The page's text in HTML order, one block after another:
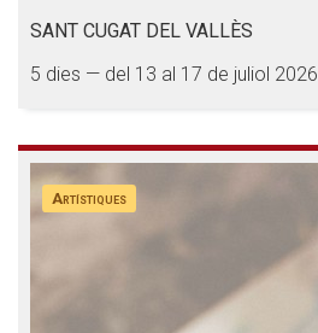
SANT CUGAT DEL VALLÈS
5 dies — del 13 al 17 de juliol 2026
Artístiques